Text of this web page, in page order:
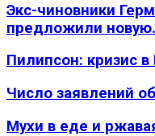
Экс-чиновники
предложили
Пилипсон: кризис
Число заявлений
Мухи в еде и